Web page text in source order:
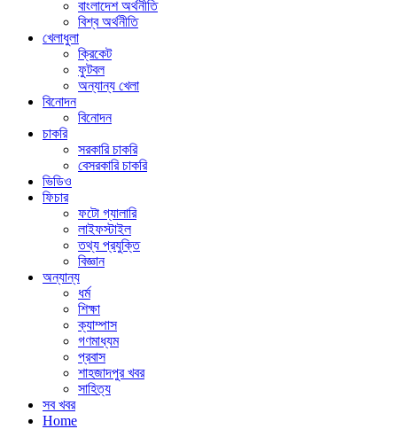
বাংলাদেশ অর্থনীতি
বিশ্ব অর্থনীতি
খেলাধুলা
ক্রিকেট
ফুটবল
অন্যান্য খেলা
বিনোদন
বিনোদন
চাকরি
সরকারি চাকরি
বেসরকারি চাকরি
ভিডিও
ফিচার
ফটো গ্যালারি
লাইফস্টাইল
তথ্য প্রযুক্তি
বিজ্ঞান
অন্যান্য
ধর্ম
শিক্ষা
ক্যাম্পাস
গণমাধ্যম
প্রবাস
শাহজাদপুর খবর
সাহিত্য
সব খবর
Home